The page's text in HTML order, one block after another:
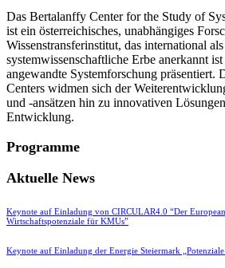
Das Bertalanffy Center for the Study of
ist ein österreichisches, unabhängiges
Wissenstransferinstitut, das international
systemwissenschaftliche Erbe anerkannt
angewandte Systemforschung präsentiert.
Centers widmen sich der
und -ansätzen hin zu innovativen
Entwicklung.
Programme
Aktuelle News
Keynote auf Einladung von CIRCULAR4.0 “Der
Wirtschaftspotenziale für KMUs”
Keynote auf Einladung der Energie Steiermark